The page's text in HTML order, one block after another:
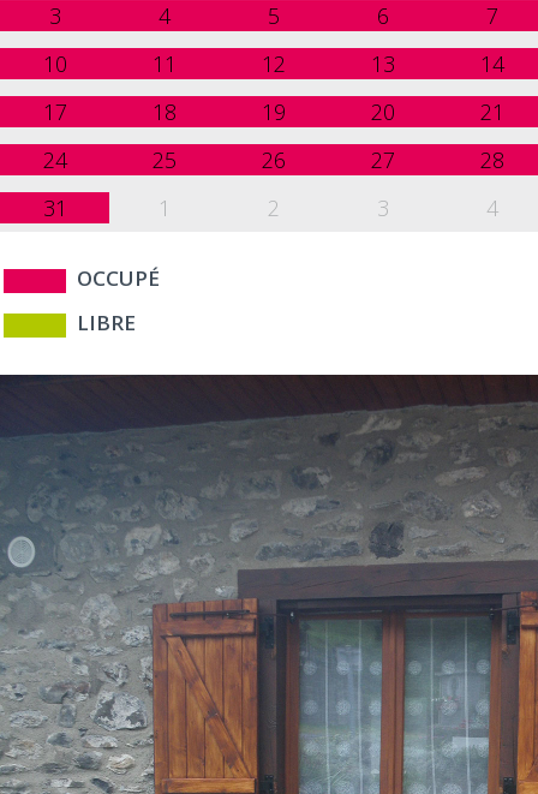
3
4 5 6
7
10
11 12 13
14
17
18 19 20
21
24
25 26 27
28
31
1 2 3 4
OCCUPÉ
LIBRE